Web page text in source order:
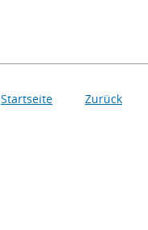
Startseite Zurück